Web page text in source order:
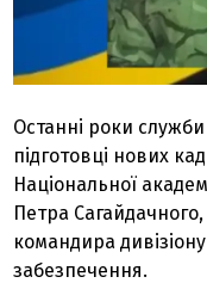
Останні роки
підготовці нових
Національної
Петра
командира
забезпечення.